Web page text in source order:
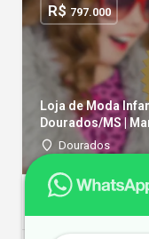
Loja de Moda
Dourados/MS |
Dourados
R$ 797.000